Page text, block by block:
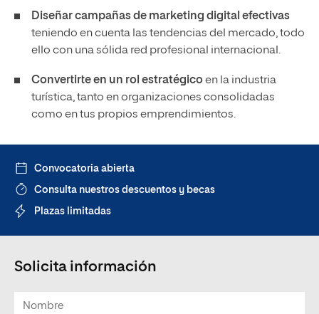
Diseñar campañas de marketing digital efectivas
teniendo en cuenta las tendencias del mercado, todo
ello con una sólida red profesional internacional.
Convertirte en un rol estratégicoen la industria
turística, tanto en organizaciones consolidadas
como en tus propios emprendimientos.
Convocatoria abierta
Consulta nuestros descuentos y becas
Plazas limitadas
Solicita información